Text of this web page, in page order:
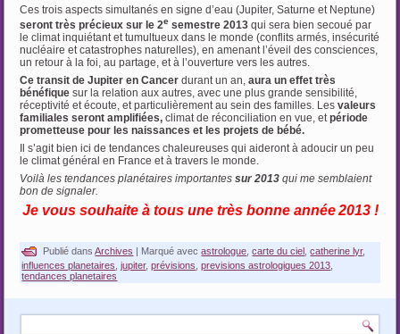
Ces trois aspects simultanés en signe d’eau (Jupiter, Saturne et Neptune)
seront très précieux sur le 2e semestre 2013 qui sera bien secoué par
le climat inquiétant et tumultueux dans le monde (conflits armés, insécurité
nucléaire et catastrophes naturelles), en amenant l’éveil des consciences,
un retour à la foi, au partage, et à l’ouverture vers les autres.
Ce transit de Jupiter en Cancer durant un an,aura un effet très
bénéfique sur la relation aux autres, avec une plus grande sensibilité,
réceptivité et écoute, et particulièrement au sein des familles. Lesvaleurs
familiales seront amplifiées, climat de réconciliation en vue, etpériode
prometteuse pour les naissances et les projets de bébé.
Il s’agit bien ici de tendances chaleureuses qui aideront à adoucir un peu
le climat général en France et à travers le monde.
Voilà les tendances planétaires importantessur 2013 qui me semblaient
bon de signaler.
Je vous souhaite à tous une très bonne année2013 !
Publié dans Archives Marqué avec astrologue ,carte du ciel ,catherine lyr,
influences planetaires,jupiter,prévisions,previsions astrologiques 2013,
tendances planetaires